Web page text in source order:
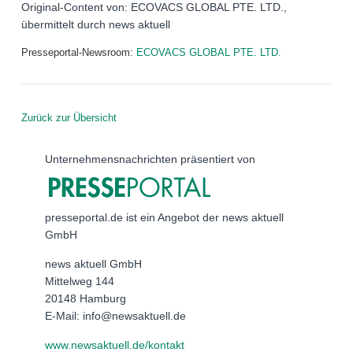
Original-Content von: ECOVACS GLOBAL PTE. LTD.,
übermittelt durch news aktuell
Presseportal-Newsroom: ECOVACS GLOBAL PTE. LTD.
Zurück zur Übersicht
Unternehmensnachrichten präsentiert von
presseportal.de ist ein Angebot der news aktuell
GmbH
news aktuell GmbH
Mittelweg 144
20148 Hamburg
E-Mail: info@newsaktuell.de
www.newsaktuell.de/kontakt